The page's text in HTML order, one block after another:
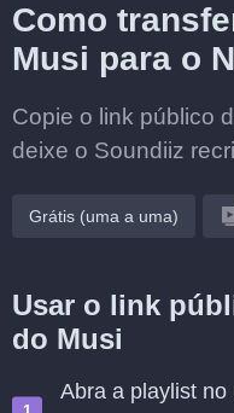
Como
Musi para o
Copie o link público
deixe o Soundiiz
Grátis (uma a uma)
Usar o link
do Musi
Abra a playlist